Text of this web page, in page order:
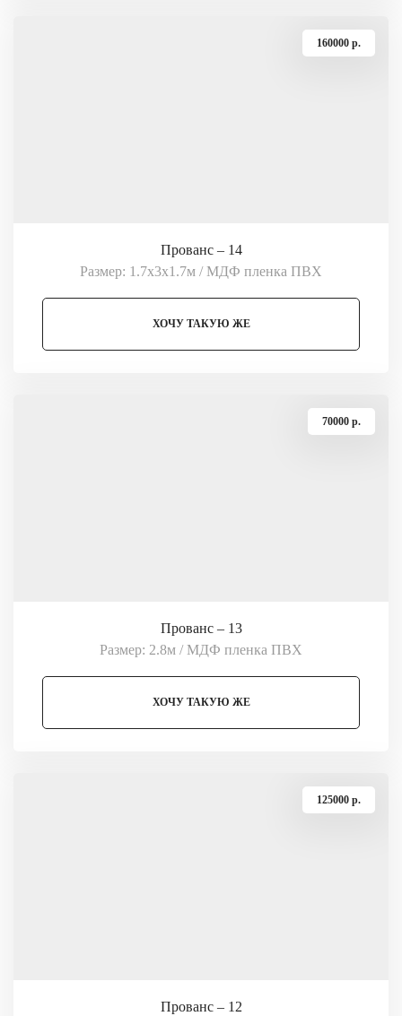
160000 p.
Прованс – 14
Размер: 1.7х3х1.7м / МДФ пленка ПВХ
ХОЧУ ТАКУЮ ЖЕ
70000 p.
Прованс – 13
Размер: 2.8м / МДФ пленка ПВХ
ХОЧУ ТАКУЮ ЖЕ
125000 p.
Прованс – 12